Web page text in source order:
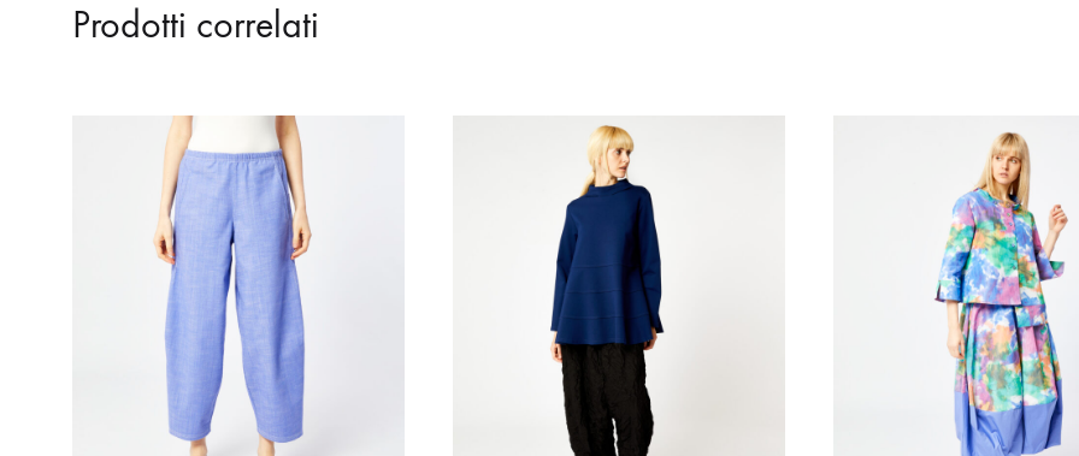
Prodotti correlati